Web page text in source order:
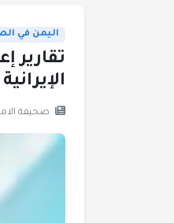
اليمن في
تقارير
صحيفة